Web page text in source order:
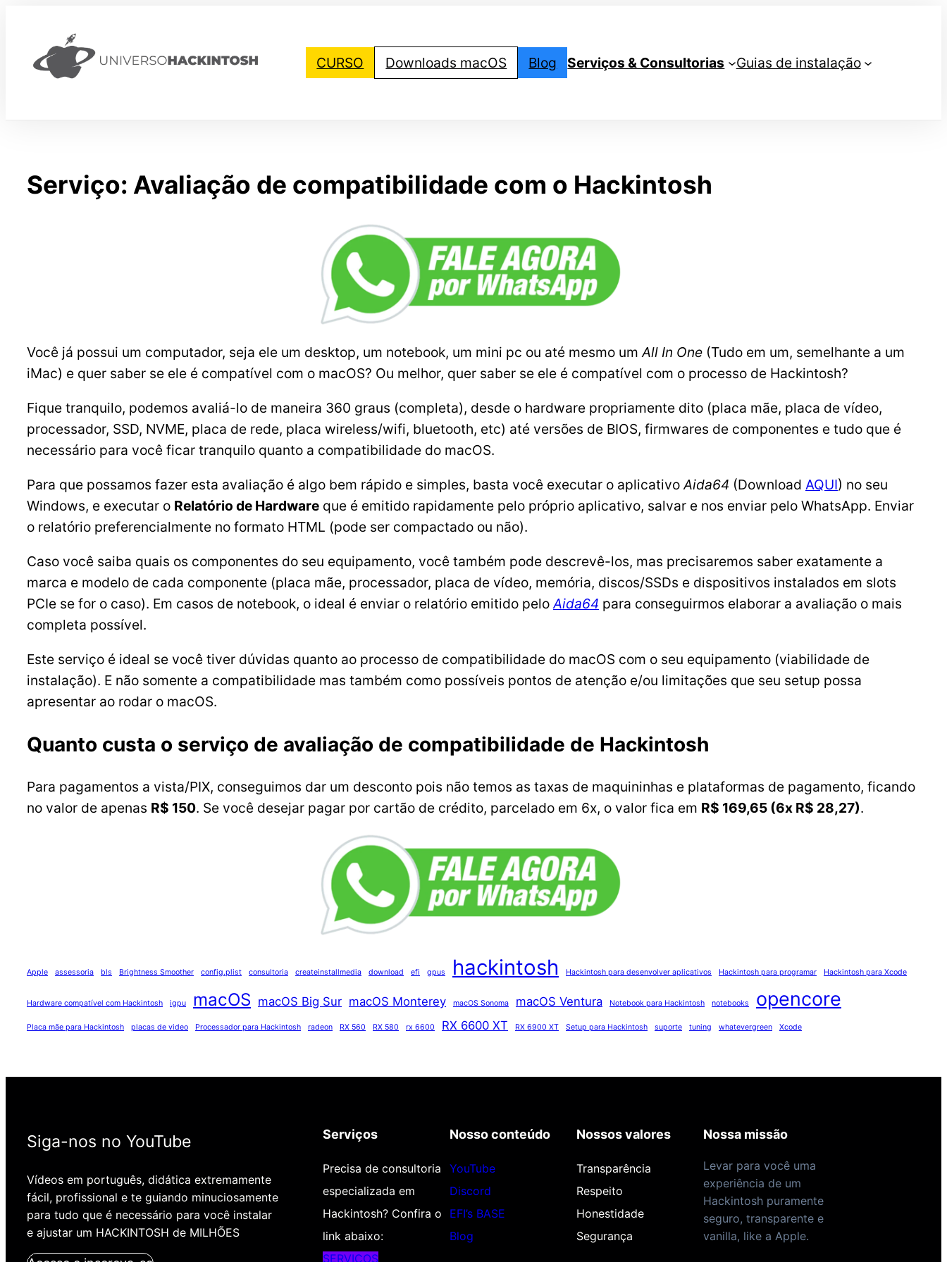
conteúdo
CURSO Downloads macOS Blog Serviços & Consultorias Guias de instalação
Serviço: Avaliação de compatibilidade com o Hackintosh
Você já possui um computador, seja ele um desktop, um notebook, um mini pc ou até mesmo um All In One (Tudo em um, semelhante a um
iMac) e quer saber se ele é compatível com o macOS? Ou melhor, quer saber se ele é compatível com o processo de Hackintosh?
Fique tranquilo, podemos avaliá-lo de maneira 360 graus (completa), desde o hardware propriamente dito (placa mãe, placa de vídeo,
processador, SSD, NVME, placa de rede, placa wireless/wifi, bluetooth, etc) até versões de BIOS, firmwares de componentes e tudo que é
necessário para você ficar tranquilo quanto a compatibilidade do macOS.
Para que possamos fazer esta avaliação é algo bem rápido e simples, basta você executar o aplicativoAida64 (Download AQUI) no seu
Windows, e executar o Relatório de Hardware que é emitido rapidamente pelo próprio aplicativo, salvar e nos enviar pelo WhatsApp. Enviar
o relatório preferencialmente no formato HTML (pode ser compactado ou não).
Caso você saiba quais os componentes do seu equipamento, você também pode descrevê-los, mas precisaremos saber exatamente a
marca e modelo de cada componente (placa mãe, processador, placa de vídeo, memória, discos/SSDs e dispositivos instalados em slots
PCIe se for o caso). Em casos de notebook, o ideal é enviar o relatório emitido peloAida64 para conseguirmos elaborar a avaliação o mais
completa possível.
Este serviço é ideal se você tiver dúvidas quanto ao processo de compatibilidade do macOS com o seu equipamento (viabilidade de
instalação). E não somente a compatibilidade mas também como possíveis pontos de atenção e/ou limitações que seu setup possa
apresentar ao rodar o macOS.
Quanto custa o serviço de avaliação de compatibilidade de Hackintosh
Para pagamentos a vista/PIX, conseguimos dar um desconto pois não temos as taxas de maquininhas e plataformas de pagamento, ficando
no valor de apenas R$ 150. Se você desejar pagar por cartão de crédito, parcelado em 6x, o valor fica em R$ 169,65 (6x R$ 28,27).
Apple assessoria bls Brightness Smoother config.plist consultoria createinstallmedia download efi gpus hackintosh Hackintosh para desenvolver aplicativos Hackintosh para programar Hackintosh para Xcode
Hardware compatível com Hackintosh igpu macOS macOS Big Sur macOS Monterey macOS Sonoma macOS Ventura Notebook para Hackintosh notebooks opencore
Placa mãe para Hackintosh placas de video Processador para Hackintosh radeon RX 560 RX 580 rx 6600 RX 6600 XT RX 6900 XT Setup para Hackintosh suporte tuning whatevergreen Xcode
Siga-nos no YouTube
Vídeos em português, didática extremamente
fácil, profissional e te guiando minuciosamente
para tudo que é necessário para você instalar
e ajustar um HACKINTOSH de MILHÕES
Serviços
Precisa de consultoria
especializada em
Hackintosh? Confira o
link abaixo:
SERVIÇOS
Nosso conteúdo
YouTube
Discord
EFI’s BASE
Blog
Nossos valores
Transparência
Respeito
Honestidade
Segurança
Nossa missão
Levar para você uma
experiência de um
Hackintosh puramente
seguro, transparente e
vanilla, like a Apple.